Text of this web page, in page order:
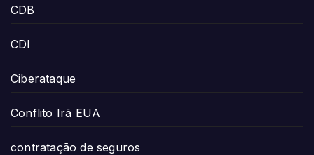
CDB
CDI
Ciberataque
Conflito Irã EUA
contratação de seguros